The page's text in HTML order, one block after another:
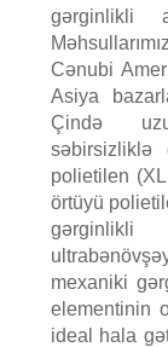
gərginlikli
Cənubi
Asiya
Çində
səbirsizliklə
polietilen
örtüyü
mexaniki
elementinin
ideal hala